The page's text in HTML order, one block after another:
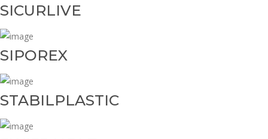
SICURLIVE
SIPOREX
STABILPLASTIC